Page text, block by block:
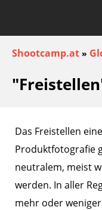
Shootcamp.at »
Das Freistellen
Produktfotografie
neutralem, meist
werden. In aller
mehr oder